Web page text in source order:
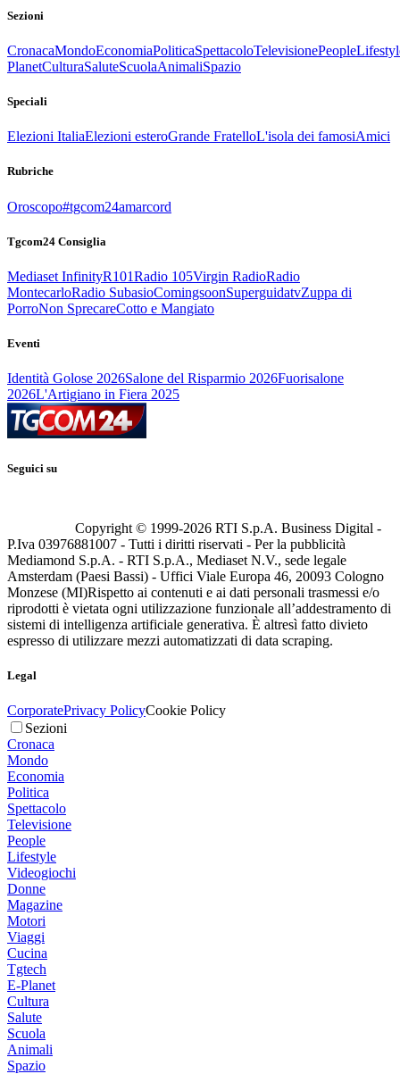
Sezioni
CronacaMondoEconomiaPoliticaSpettacoloTelevisionePeople
PlanetCulturaSaluteScuolaAnimaliSpazio
Speciali
Elezioni ItaliaElezioni esteroGrande FratelloL'isola dei famosiAmici
Rubriche
Oroscopo#tgcom24amarcord
Tgcom24 Consiglia
Mediaset InfinityR101Radio 105Virgin RadioRadio
MontecarloRadio SubasioComingsoonSuperguidatvZuppa di
PorroNon SprecareCotto e Mangiato
Eventi
Identità Golose 2026Salone del Risparmio 2026Fuorisalone
2026L'Artigiano in Fiera 2025
Seguici su
Copyright © 1999-2026 RTI S.p.A. Business Digital -
P.Iva 03976881007 - Tutti i diritti riservati - Per la pubblicità
Mediamond S.p.A. - RTI S.p.A., Mediaset N.V., sede legale
Amsterdam (Paesi Bassi) - Uffici Viale Europa 46, 20093 Cologno
Monzese (MI)Rispetto ai contenuti e ai dati personali trasmessi e/o
riprodotti è vietata ogni utilizzazione funzionale all’addestramento di
sistemi di intelligenza artificiale generativa. È altresì fatto divieto
espresso di utilizzare mezzi automatizzati di data scraping.
Legal
CorporatePrivacy PolicyCookie Policy
Sezioni
Cronaca
Mondo
Economia
Politica
Spettacolo
Televisione
People
Lifestyle
Videogiochi
Donne
Magazine
Motori
Viaggi
Cucina
Tgtech
E-Planet
Cultura
Salute
Scuola
Animali
Spazio